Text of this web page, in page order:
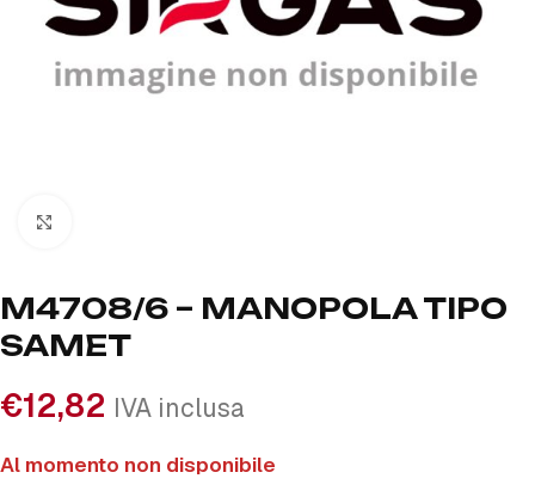
M4708/6 – MANOPOLA TIPO
SAMET
€12,82 IVA inclusa
Al momento non disponibile